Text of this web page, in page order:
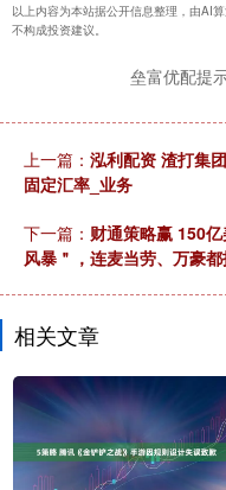
以上内容为本站据公开信息整理，由AI
不构成投资建议。
垒富优配提
上一篇： 泓利配资 渣打集
固定汇率_业务
下一篇： 财通策略赢 150
风暴＂，连麦当劳、万豪
相关文章